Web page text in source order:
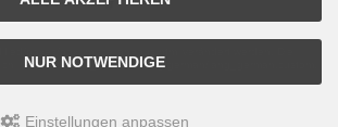
in der Datei tpl_modified/lang/german/lang_german.custom.
NUR NOTWENDIGE
Einstellungen anpassen